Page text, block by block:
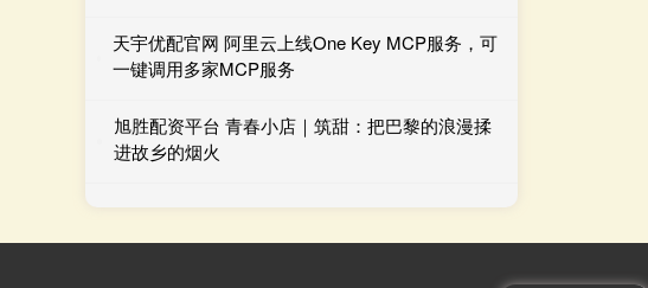
天宇优配官网 阿里云上线One Key MCP服务，可
一键调用多家MCP服务
旭胜配资平台 青春小店｜筑甜：把巴黎的浪漫揉
进故乡的烟火